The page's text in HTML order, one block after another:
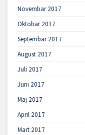
Novembar 2017
Oktobar 2017
Septembar 2017
August 2017
Juli 2017
Juni 2017
Maj 2017
April 2017
Mart 2017